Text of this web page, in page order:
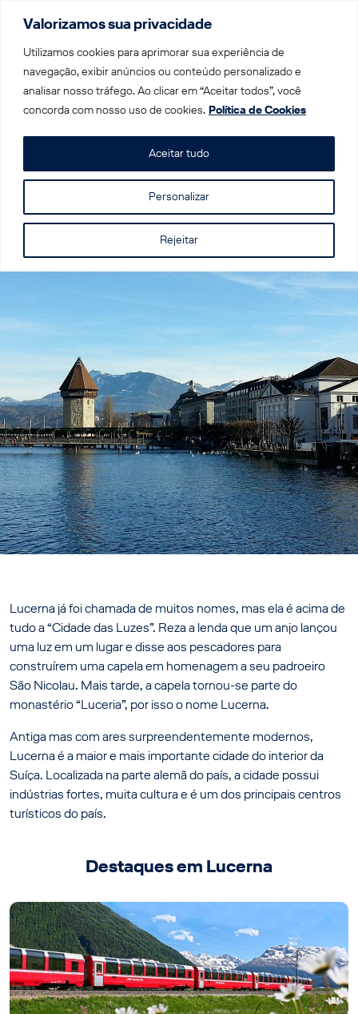
Valorizamos sua privacidade
Utilizamos cookies para aprimorar sua experiência de
navegação, exibir anúncios ou conteúdo personalizado e
analisar nosso tráfego. Ao clicar em “Aceitar todos”, você
concorda com nosso uso de cookies. Política de Cookies
Personalizar
Rejeitar
Aceitar tudo
Home | Trens por Destino | Trem na Suíça | Lucerna
Lucerna
Lucerna já foi chamada de muitos nomes, mas ela é acima de
tudo a “Cidade das Luzes”. Reza a lenda que um anjo lançou
uma luz em um lugar e disse aos pescadores para
construírem uma capela em homenagem a seu padroeiro
São Nicolau. Mais tarde, a capela tornou-se parte do
monastério “Luceria”, por isso o nome Lucerna.
Antiga mas com ares surpreendentemente modernos,
Lucerna é a maior e mais importante cidade do interior da
Suíça. Localizada na parte alemã do país, a cidade possui
indústrias fortes, muita cultura e é um dos principais centros
turísticos do país.
Destaques em Lucerna